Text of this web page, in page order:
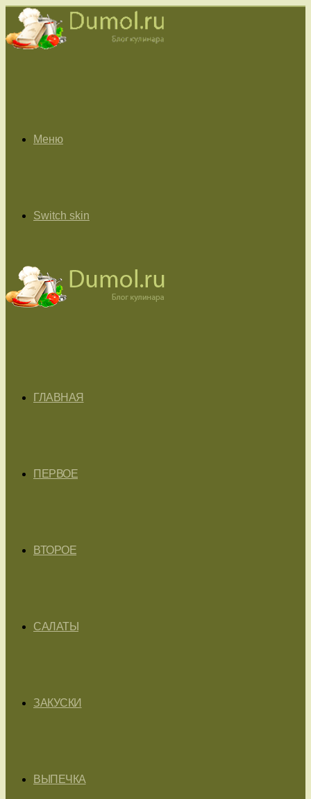
Меню
Switch skin
ГЛАВНАЯ
ПЕРВОЕ
ВТОРОЕ
САЛАТЫ
ЗАКУСКИ
ВЫПЕЧКА